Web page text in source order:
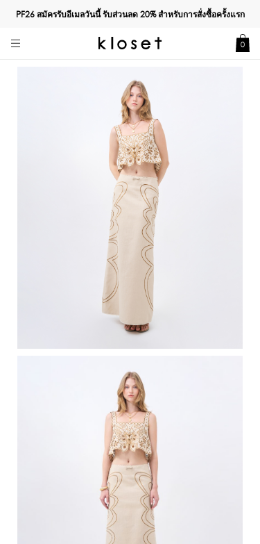
PF26 สมัครรับอีเมลวันนี้ รับส่วนลด20%สำหรับการสั่งซื้อครั้งแรก
0